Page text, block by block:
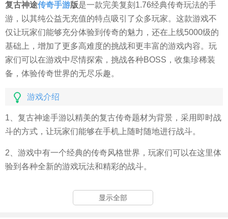
复古神途传奇手游版是一款完美复刻1.76经典传奇玩法的手
游，以其纯公益无充值的特点吸引了众多玩家。这款游戏不
仅让玩家们能够充分体验到传奇的魅力，还在上线5000级的
基础上，增加了更多高难度的挑战和更丰富的游戏内容。玩
家们可以在游戏中尽情探索，挑战各种BOSS，收集珍稀装
备，体验传奇世界的无尽乐趣。
游戏介绍
1、复古神途手游以精美的复古传奇题材为背景，采用即时战
斗的方式，让玩家们能够在手机上随时随地进行战斗。
2、游戏中有一个经典的传奇风格世界，玩家们可以在这里体
验到各种全新的游戏玩法和精彩的战斗。
全新的大陆中创造属于自己的辉煌。
显示全部